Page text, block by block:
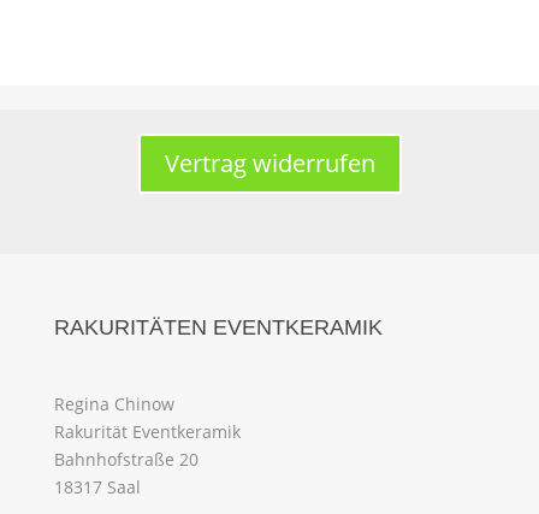
Vertrag widerrufen
RAKURITÄTEN EVENTKERAMIK
Regina Chinow
Rakurität Eventkeramik
Bahnhofstraße 20
18317 Saal